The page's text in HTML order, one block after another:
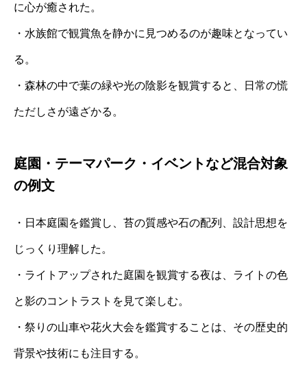
に心が癒された。
・水族館で観賞魚を静かに見つめるのが趣味となってい
る。
・森林の中で葉の緑や光の陰影を観賞すると、日常の慌
ただしさが遠ざかる。
庭園・テーマパーク・イベントなど混合対象
の例文
・日本庭園を鑑賞し、苔の質感や石の配列、設計思想を
じっくり理解した。
・ライトアップされた庭園を観賞する夜は、ライトの色
と影のコントラストを見て楽しむ。
・祭りの山車や花火大会を鑑賞することは、その歴史的
背景や技術にも注目する。